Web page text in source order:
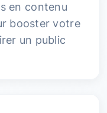
en contenu
booster votre
un public